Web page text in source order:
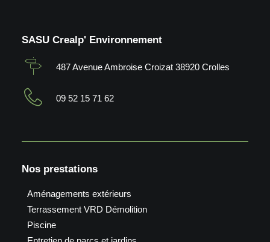
SASU Crealp' Environnement
487 Avenue Ambroise Croizat 38920 Crolles
09 52 15 71 62
Nos prestations
Aménagements extérieurs
Terrassement VRD Démolition
Piscine